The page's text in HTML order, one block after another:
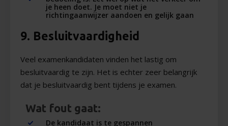
je heen doet. Je moet niet je
richtingaanwijzer aandoen en gelijk gaan
9. Besluitvaardigheid
Veel examenkandidaten vinden het lastig om
besluitvaardig te zijn. Het is echter zeer belangrijk
dat je besluitvaardig bent tijdens je examen.
Wat fout gaat:
De kandidaat is te gespannen